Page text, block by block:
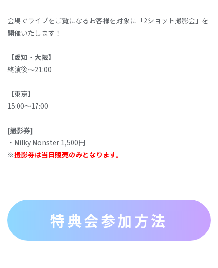
会場でライブをご覧になるお客様を対象に「2ショット撮影会」を
開催いたします！
【愛知‧⼤阪】
終演後〜21:00
【東京】
15:00〜17:00
[撮影券]
‧Milky Monster 1,500円
※撮影券は当⽇販売のみとなります。
特典会参加方法